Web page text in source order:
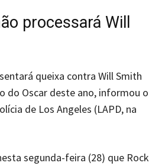
processará Will
queixa contra Will Smith
do Oscar deste ano, informou o
de Los Angeles (LAPD, na
segunda-feira (28) que Rock